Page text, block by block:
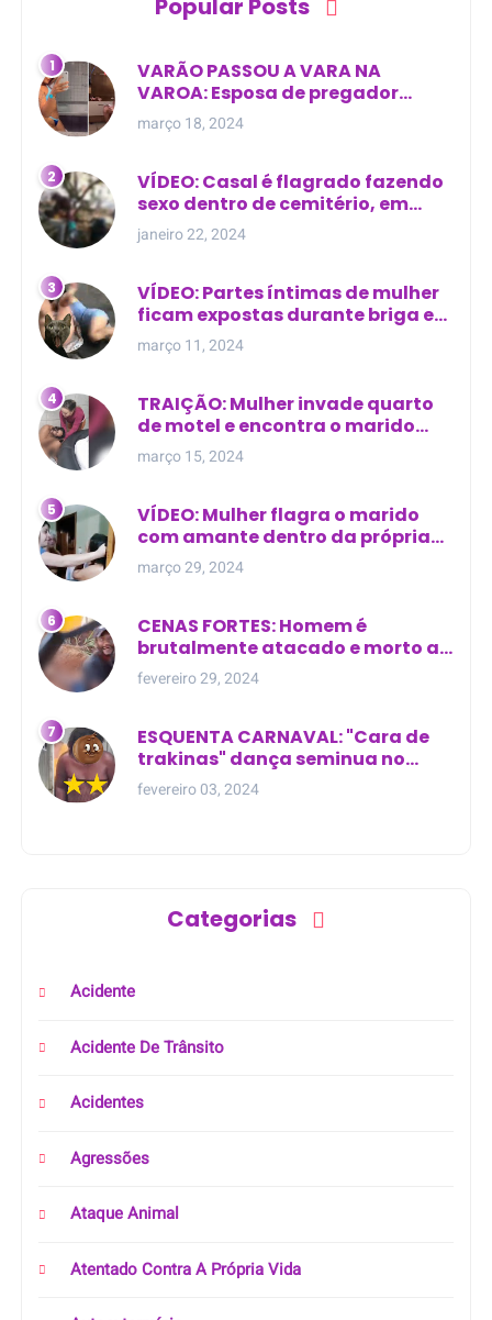
Popular Posts
VARÃO PASSOU A VARA NA
VAROA: Esposa de pregador
evangélico descobre
relacionamento extra-conjugal
março 18, 2024
VÍDEO: Casal é flagrado fazendo
sexo dentro de cemitério, em
cima de túmulo no Maranhão
janeiro 22, 2024
VÍDEO: Partes íntimas de mulher
ficam expostas durante briga em
Manaus
março 11, 2024
TRAIÇÃO: Mulher invade quarto
de motel e encontra o marido
com outra na cama
março 15, 2024
VÍDEO: Mulher flagra o marido
com amante dentro da própria
residência
março 29, 2024
CENAS FORTES: Homem é
brutalmente atacado e morto a
golpes de facão em joão lisboa
fevereiro 29, 2024
ESQUENTA CARNAVAL: "Cara de
trakinas" dança seminua no
meio da rua na Bahia
fevereiro 03, 2024
Categorias
Acidente
Acidente De Trânsito
Acidentes
Agressões
Ataque Animal
Atentado Contra A Própria Vida